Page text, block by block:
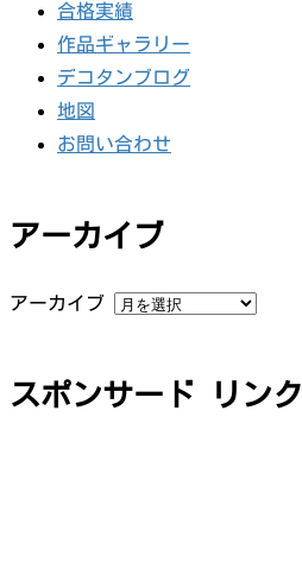
合格実績
作品ギャラリー
デコタンブログ
地図
お問い合わせ
アーカイブ
アーカイブ
スポンサード リンク